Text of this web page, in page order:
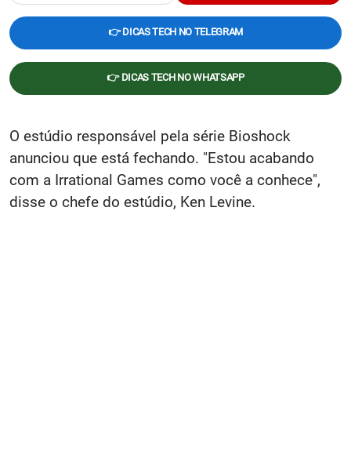
👉 DICAS TECH NO TELEGRAM
👉 DICAS TECH NO WHATSAPP
O estúdio responsável pela série Bioshock
anunciou que está fechando. "Estou acabando
com a Irrational Games como você a conhece",
disse o chefe do estúdio, Ken Levine.